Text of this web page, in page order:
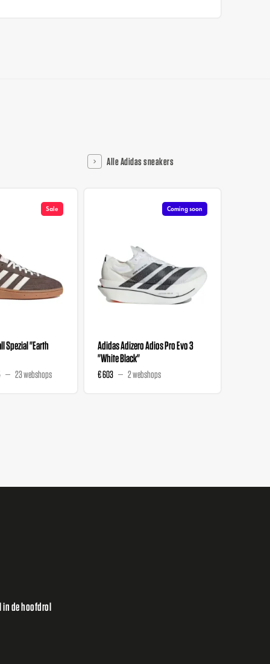
Alle Adidas sneakers
Sale
Spezial "Earth
23 webshops
Coming soon
Adidas Adizero Adios Pro Evo 3
"White Black"
€ 603 2 webshops
in de hoofdrol